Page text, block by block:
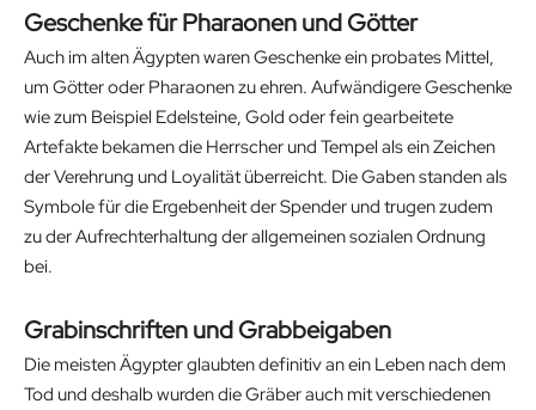
Geschenke für Pharaonen und Götter
Auch im alten Ägypten waren Geschenke ein probates Mittel,
um Götter oder Pharaonen zu ehren. Aufwändigere Geschenke
wie zum Beispiel Edelsteine, Gold oder fein gearbeitete
Artefakte bekamen die Herrscher und Tempel als ein Zeichen
der Verehrung und Loyalität überreicht. Die Gaben standen als
Symbole für die Ergebenheit der Spender und trugen zudem
zu der Aufrechterhaltung der allgemeinen sozialen Ordnung
bei.
Grabinschriften und Grabbeigaben
Die meisten Ägypter glaubten definitiv an ein Leben nach dem
Tod und deshalb wurden die Gräber auch mit verschiedenen